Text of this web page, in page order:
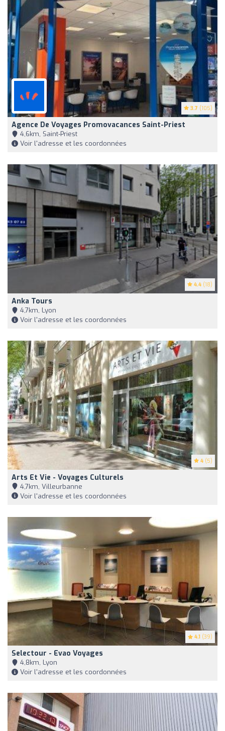
3.7 (105)
Agence De Voyages Promovacances Saint-Priest
4,6km, Saint-Priest
Voir l'adresse et les coordonnées
4.4 (18)
Anka Tours
4,7km, Lyon
Voir l'adresse et les coordonnées
4 (5)
Arts Et Vie - Voyages Culturels
4,7km, Villeurbanne
Voir l'adresse et les coordonnées
4.1 (39)
Selectour - Evao Voyages
4,8km, Lyon
Voir l'adresse et les coordonnées